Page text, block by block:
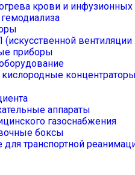
крови и инфузионных
вентиляции
приборы
аппараты
газоснабжения
боксы
транспортной